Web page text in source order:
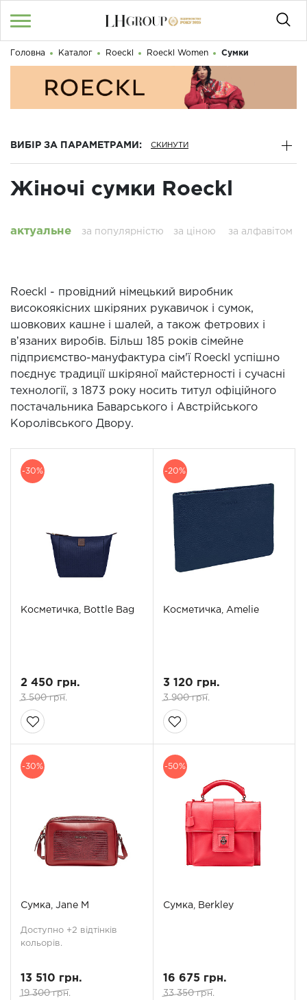
Увійти / Реєстрація
050 187 33 33
Графік роботи з 9:00 до 21:00
КОНТАКТИ
Доброго дня! Що Ви шукаєте?
Головна Каталог Roeckl Roeckl Women Сумки
ВИБІР ЗА ПАРАМЕТРАМИ:
Жіночі сумки Roeckl
актуальне за популярністю за ціною за алфавітом
Roeckl - провідний німецький виробник
високоякісних шкіряних рукавичок і сумок,
шовкових кашне і шалей, а також фетрових і
вʼязаних виробів. Більш 185 років сімейне
підприємство-мануфактура сім'ї Roeckl успішно
поєднує традиції шкіряної майстерності і сучасні
технології, з 1873 року носить титул офіційного
постачальника Баварського і Австрійського
Королівського Двору.
-30%
Косметичка, Bottle Bag
2 450 грн.
3 500 грн.
-20%
Косметичка, Amelie
3 120 грн.
3 900 грн.
-30%
Сумка, Jane M
Доступно +2 відтінків
кольорів.
13 510 грн.
19 300 грн.
-50%
Сумка, Berkley
16 675 грн.
33 350 грн.